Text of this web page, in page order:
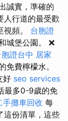
誠實，準確的
人行道的最受歡
頻。 台胞證
城堡公園。 ❌
胞證台中 居家
免費檸檬水。
好 seo services
最多0-9歲的免
手攤車回收 每
這份清單，這些